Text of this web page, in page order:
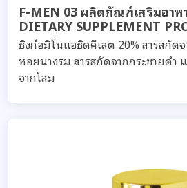
F-MEN 03 ผลิตภัณฑ์เสริมอาห
DIETARY SUPPLEMENT
ซิงก์อมิโนแอซิดคีเลต 20% สารสกัดจ
หอยนางรม สารสกัดจากกระชายดำ
จากโสม